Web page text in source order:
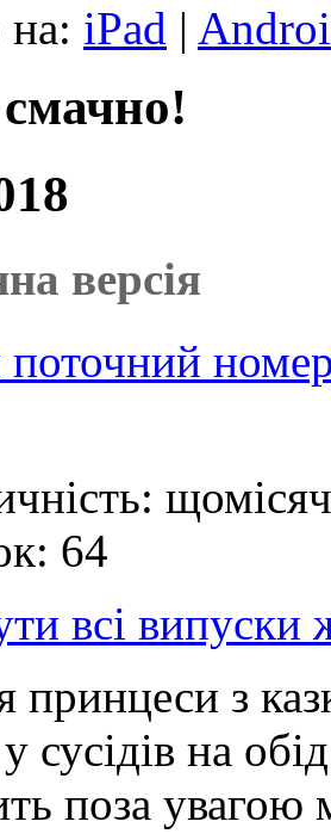
iPad |
версія
64
всі випуски
принцеси з
сусідів на
поза увагою